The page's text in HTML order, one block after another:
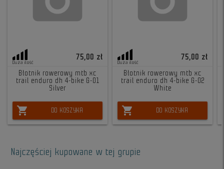
Duża ilość
75,00 zł
Błotnik rowerowy mtb xc
trail enduro dh 4-bike G-01
Silver
shopping_cart DO KOSZYKA
Duża ilość
75,00 zł
Błotnik rowerowy mtb xc
trail enduro dh 4-bike G-02
White
shopping_cart DO KOSZYKA
Najczęściej kupowane w tej grupie